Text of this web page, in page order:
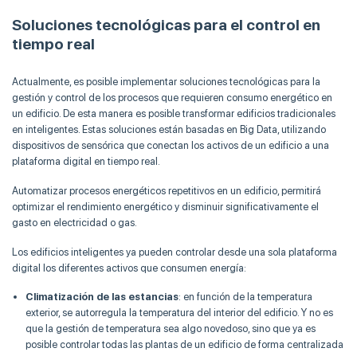
Soluciones tecnológicas para el control en
tiempo real
Actualmente, es posible implementar soluciones tecnológicas para la
gestión y control de los procesos que requieren consumo energético en
un edificio. De esta manera es posible transformar edificios tradicionales
en inteligentes. Estas soluciones están basadas en Big Data, utilizando
dispositivos de sensórica que conectan los activos de un edificio a una
plataforma digital en tiempo real.
Automatizar procesos energéticos repetitivos en un edificio, permitirá
optimizar el rendimiento energético y disminuir significativamente el
gasto en electricidad o gas.
Los edificios inteligentes ya pueden controlar desde una sola plataforma
digital los diferentes activos que consumen energía:
Climatización de las estancias: en función de la temperatura
exterior, se autorregula la temperatura del interior del edificio. Y no es
que la gestión de temperatura sea algo novedoso, sino que ya es
posible controlar todas las plantas de un edificio de forma centralizada